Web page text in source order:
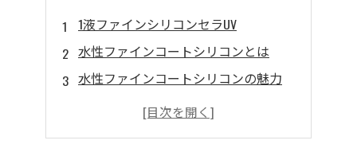
1液ファインシリコンセラUV
水性ファインコートシリコンとは
水性ファインコートシリコンの魅力
水性ファインコートシリコンの使い方